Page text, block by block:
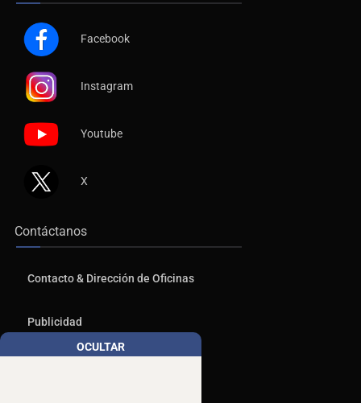
Facebook
Instagram
Youtube
X
Contáctanos
Contacto & Dirección de Oficinas
Publicidad
OCULTAR